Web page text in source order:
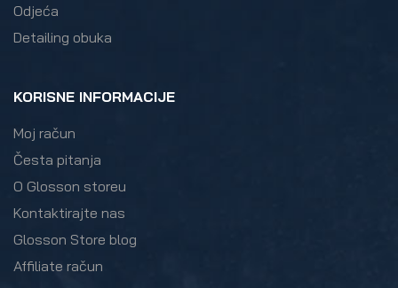
Odjeća
Detailing obuka
KORISNE INFORMACIJE
Moj račun
Česta pitanja
O Glosson storeu
Kontaktirajte nas
Glosson Store blog
Affiliate račun